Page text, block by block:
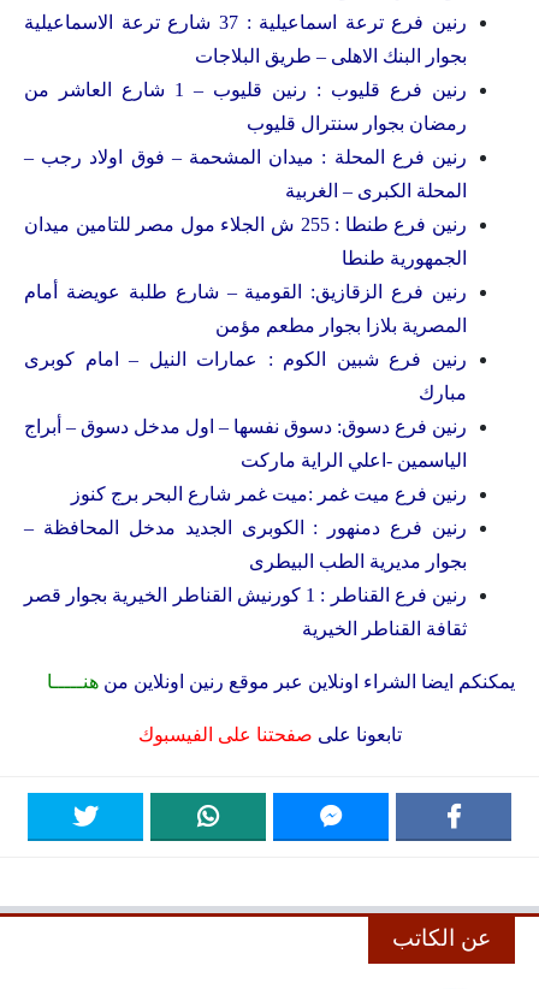
رنين فرع ترعة اسماعيلية : 37 شارع ترعة الاسماعيلية
بجوار البنك الاهلى – طريق البلاجات
رنين فرع قليوب : رنين قليوب – 1 شارع العاشر من
رمضان بجوار سنترال قليوب
رنين فرع المحلة : ميدان المشحمة – فوق اولاد رجب –
المحلة الكبرى – الغربية
رنين فرع طنطا : 255 ش الجلاء مول مصر للتامين ميدان
الجمهورية طنطا
رنين فرع الزقازيق: القومية – شارع طلبة عويضة أمام
المصرية بلازا بجوار مطعم مؤمن
رنين فرع شبين الكوم : عمارات النيل – امام كوبرى
مبارك
رنين فرع دسوق: دسوق نفسها – اول مدخل دسوق – أبراج
الياسمين -اعلي الراية ماركت
رنين فرع ميت غمر :ميت غمر شارع البحر برج كنوز
رنين فرع دمنهور : الكوبرى الجديد مدخل المحافظة –
بجوار مديرية الطب البيطرى
رنين فرع القناطر : 1 كورنيش القناطر الخيرية بجوار قصر
ثقافة القناطر الخيرية
يمكنكم ايضا الشراء اونلاين عبر موقع رنين اونلاين من هنـــــا
تابعونا على صفحتنا على الفيسبوك
عن الكاتب